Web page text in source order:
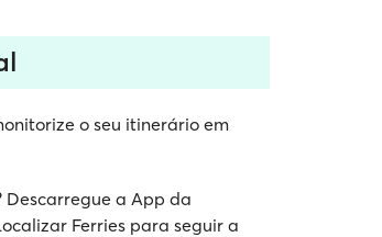
o seu itinerário em
Descarregue a App da
Ferries para seguir a